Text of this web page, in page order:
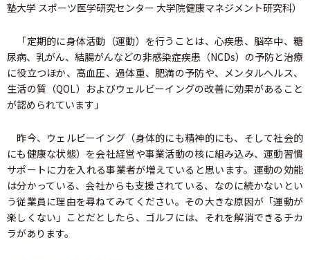
塾大学 スポーツ医学研究センター 大学院健康マネジメント研究科）
「定期的に身体活動（運動）を行うことは、心疾患、脳卒中、糖
尿病、乳がん、結腸がんなどの非感染症疾患（NCDs）の予防と治療
に役立つほか、高血圧、過体重、肥満の予防や、メンタルヘルス、
生活の質（QOL）およびウェルビーイングの改善に効果があること
が認められています」
昨今、ウェルビーイング（身体的にも精神的にも、そして社会的
にも健康な状態）を会社経営や事業活動の核に組み込み、運動習慣
サポートに力を入れる事業者が増えていると思います。運動の効能
は分かっている、会社からも支援されている、なのに続かないとい
う従業員に理由を尋ねてみてください。その大きな原因が「運動が
楽しくない」ことだとしたら、ゴルフには、それを解消できるチカ
ラがあります。